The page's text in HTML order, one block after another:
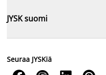
JYSK suomi
Seuraa JYSKiä